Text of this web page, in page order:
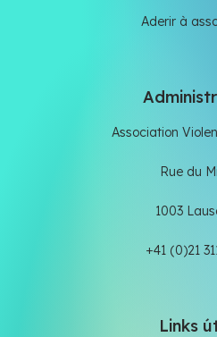
Aderir à
Association
Rue du
1003
+41 (0)21
Links